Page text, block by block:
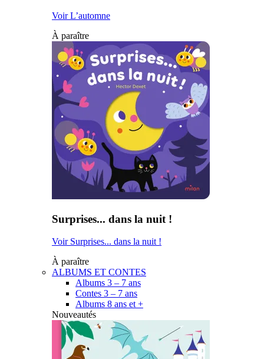
Voir L’automne
À paraître
Surprises... dans la nuit !
Voir Surprises... dans la nuit !
À paraître
ALBUMS ET CONTES
Albums 3 – 7 ans
Contes 3 – 7 ans
Albums 8 ans et +
Nouveautés